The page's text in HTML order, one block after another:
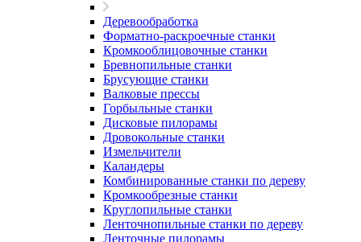
Деревообработка
Форматно-раскроечные станки
Кромкооблицовочные станки
Бревнопильные станки
Брусующие станки
Валковые прессы
Горбыльные станки
Дисковые пилорамы
Дровокольные станки
Измельчители
Каландеры
Комбинированные станки по дереву
Кромкообрезные станки
Круглопильные станки
Ленточнопильные станки по дереву
Ленточные пилорамы